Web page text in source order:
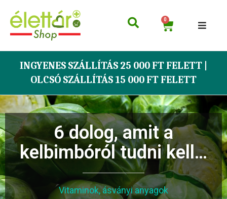
0
INGYENES SZÁLLÍTÁS 25 000 FT FELETT |
OLCSÓ SZÁLLÍTÁS 15 000 FT FELETT
6 dolog, amit a
kelbimbóról tudni kell…
Vitaminok, ásványi anyagok